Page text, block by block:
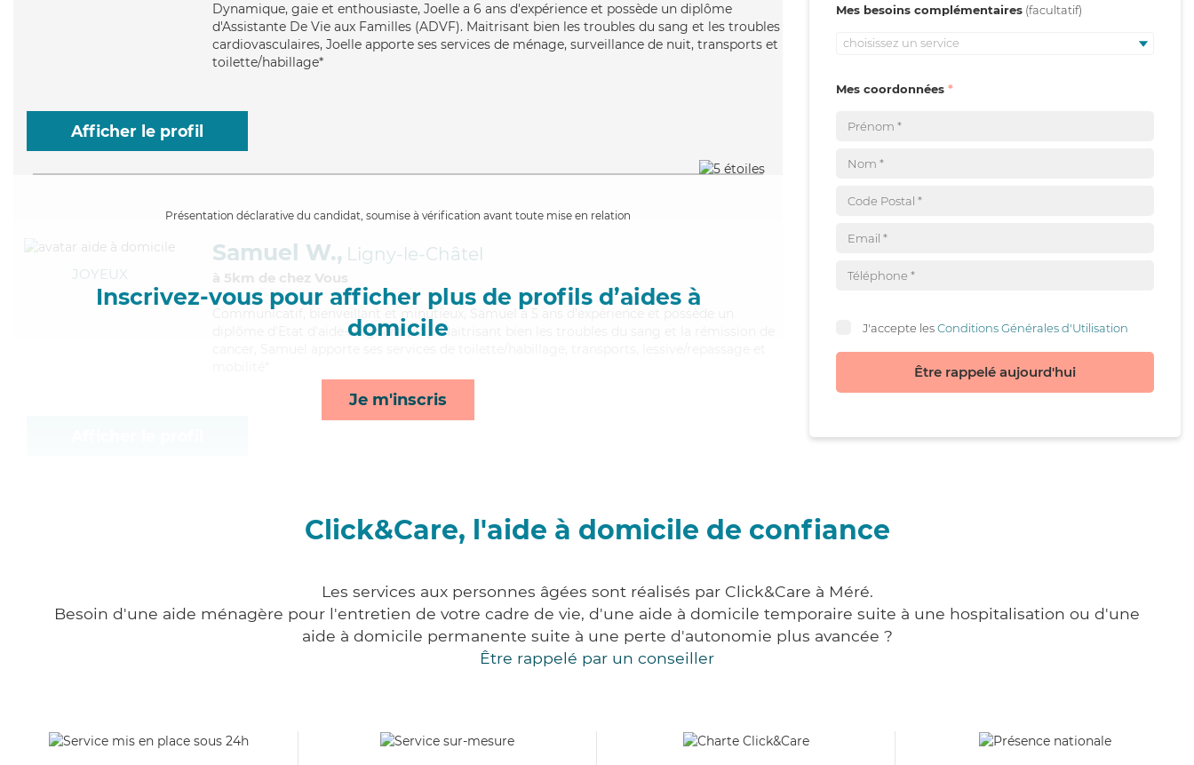
Dynamique, gaie et enthousiaste, Joelle a 6 ans d'expérience et possède un diplôme
d'Assistante De Vie aux Familles (ADVF). Maitrisant bien les troubles du sang et les troubles
cardiovasculaires, Joelle apporte ses services de ménage, surveillance de nuit, transports et
toilette/habillage*
Afficher le profil
Présentation déclarative du candidat, soumise à vérification avant toute mise en relation
Inscrivez-vous pour afficher plus de profils d’aides à
domicile
Je m'inscris
JOYEUX
Samuel W., Ligny-le-Châtel
à 5km de chez Vous
Communicatif
, bienveillant et minutieux, Samuel a 5 ans d'expérience et possède un
diplôme d'Etat d'aide-soignant (AS). Maitrisant bien les troubles du sang et la rémission de
Mes besoins complémentaires
choisissez un service
Mes coordonnées
J'accepte lesConditions Générales d'Utilisation
Être rappelé aujourd'hui
Click&Care, l'aide à domicile de confiance
Les services aux personnes âgées sont réalisés par Click&Care à Méré.
Besoin d'une aide ménagère pour l'entretien de votre cadre de vie, d'une aide à domicile temporaire suite à une hospitalisation ou d'une
aide à domicile permanente suite à une perte d'autonomie plus avancée ?
Être rappelé par un conseiller